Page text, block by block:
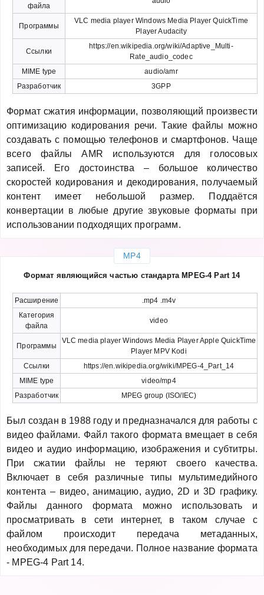
файла
Программы
VLC media player Windows Media Player QuickTime
Player Audacity
Ссылки
https://en.wikipedia.org/wiki/Adaptive_Multi-
Rate_audio_codec
MIME type
audio/amr
Разработчик
3GPP
Формат сжатия информации, позволяющий произвести
оптимизацию кодирования речи. Такие файлы можно
создавать с помощью телефонов и смартфонов. Чаще
всего файлы AMR используются для голосовых
записей. Его достоинства – большое количество
скоростей кодирования и декодирования, получаемый
контент имеет небольшой размер. Поддаётся
конвертации в любые другие звуковые форматы при
использовании подходящих программ.
MP4
Формат являющийся частью стандарта MPEG-4 Part 14
Расширение
.mp4 .m4v
Категория
файла
video
Программы
VLC media player Windows Media Player Apple QuickTime
Player MPV Kodi
Ссылки
https://en.wikipedia.org/wiki/MPEG-4_Part_14
MIME type
video/mp4
Разработчик
MPEG group (ISO/IEC)
Был создан в 1988 году и предназначался для работы с
видео файлами. Файл такого формата вмещает в себя
видео и аудио информацию, изображения и субтитры.
При сжатии файлы не теряют своего качества.
Включает в себя различные типы мультимедийного
контента – видео, анимацию, аудио, 2D и 3D графику.
Файлы данного формата можно использовать и
просматривать в сети интернет, в таком случае с
файлом происходит передача метаданных,
необходимых для передачи. Полное название формата
- MPEG-4 Part 14.